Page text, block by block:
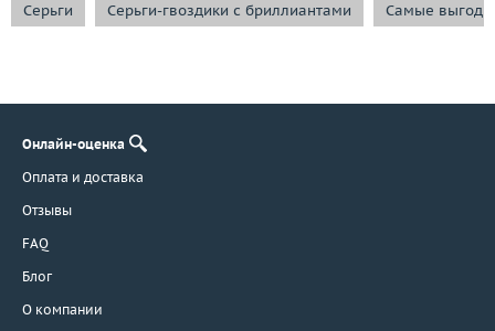
Серьги Серьги-гвоздики с бриллиантами Самые
Онлайн-оценка
Оплата и доставка
Отзывы
FAQ
Блог
О компании